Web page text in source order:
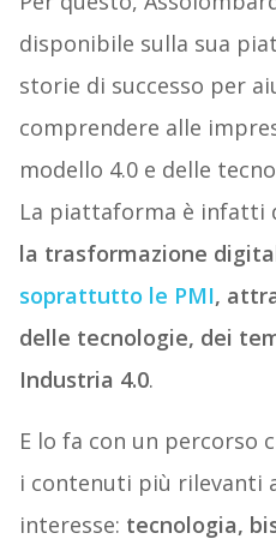
disponibile sulla sua
storie di successo per
comprendere alle
modello 4.0 e delle
La piattaforma è infatti
la trasformazione
soprattutto le PMI,
delle tecnologie, dei
Industria 4.0.
E lo fa con un percorso
i contenuti più rilevanti
interesse: tecnologia,